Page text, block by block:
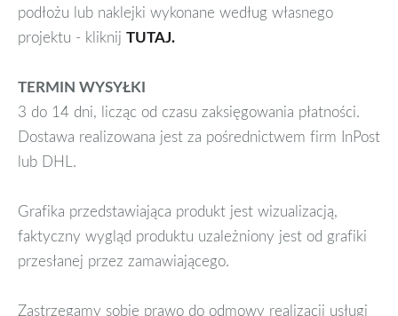
podłożu lub naklejki wykonane według własnego
projektu - kliknij TUTAJ.
TERMIN WYSYŁKI
3 do 14 dni, licząc od czasu zaksięgowania płatności.
Dostawa realizowana jest za pośrednictwem firm InPost
lub DHL.
Grafika przedstawiająca produkt jest wizualizacją,
faktyczny wygląd produktu uzależniony jest od grafiki
przesłanej przez zamawiającego.
Zastrzegamy sobie prawo do odmowy realizacji usługi